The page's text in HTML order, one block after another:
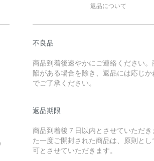
返品について
不良品
商品到着後速やかにご連絡ください。
陥がある場合を除き、返品には応じ
でご了承ください。
返品期限
商品到着後７日以内とさせていただき
た一度ご開封された商品は、原則とし
可とさせていただきます。